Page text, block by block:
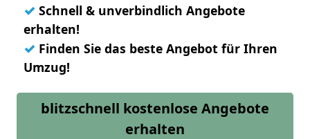
✓ Schnell & unverbindlich Angebote
erhalten!
✓ Finden Sie das beste Angebot für Ihren
Umzug!
blitzschnell kostenlose Angebote
erhalten